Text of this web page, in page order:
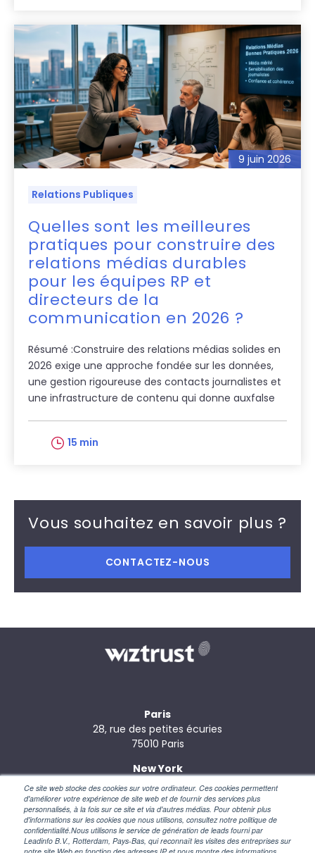
Ce site web stocke des cookies sur votre ordinateur. Ces cookies permettent
d'améliorer votre expérience de site web et de fournir des services plus
personnalisés, à la fois sur ce site et via d'autres médias. Pour obtenir plus
d'informations sur les cookies que nous utilisons, consultez notre politique de
confidentialité.Nous utilisons le service de génération de leads fourni par
Leadinfo B.V., Rotterdam, Pays-Bas, qui reconnaît les visites des entreprises sur
9 juin 2026
Relations Publiques
Quelles sont les meilleures
pratiques pour construire des
relations médias durables
pour les équipes RP et
directeurs de la
communication en 2026 ?
Résumé :Construire des relations médias solides en
2026 exige une approche fondée sur les données,
une gestion rigoureuse des contacts journalistes et
une infrastructure de contenu qui donne auxfalse
15 min
Vous souhaitez en savoir plus ?
CONTACTEZ-NOUS
Paris
28, rue des petites écuries
75010 Paris
New York
110 Wall Street
NY 10005 – USA